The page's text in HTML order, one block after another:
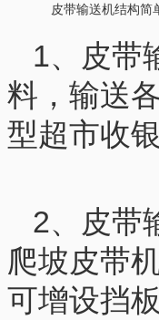
皮带输送机结构简单
1、皮带
料，输送
型超市收
2、皮带
爬坡皮带
可增设挡